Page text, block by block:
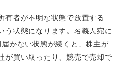
有者が不明な状態で放置する
う状態になります。名義人宛に
かない状態が続くと、株主が
が買い取ったり、競売で売却で